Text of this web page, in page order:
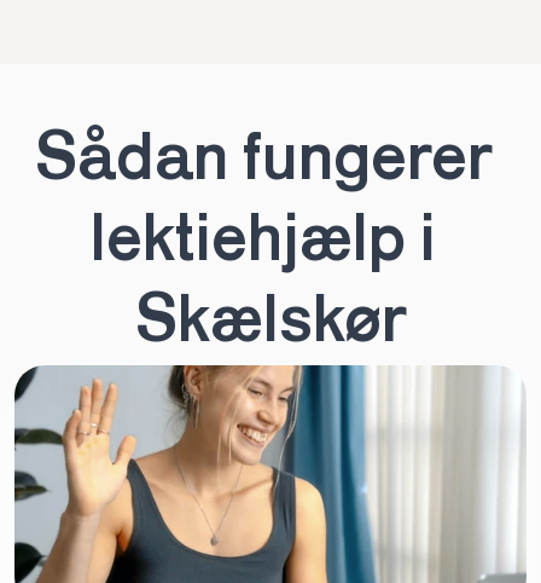
Sådan fungerer
lektiehjælp i
Skælskør